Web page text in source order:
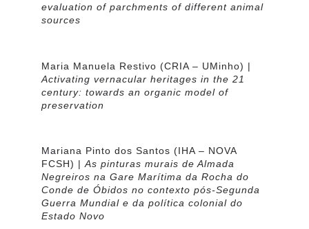
evaluation of parchments of different animal
sources
Maria Manuela Restivo (CRIA – UMinho) |
Activating vernacular heritages in the 21
century: towards an organic model of
preservation
Mariana Pinto dos Santos (IHA – NOVA
FCSH) |As pinturas murais de Almada
Negreiros na Gare Marítima da Rocha do
Conde de Óbidos no contexto pós-Segunda
Guerra Mundial e da política colonial do
Estado Novo